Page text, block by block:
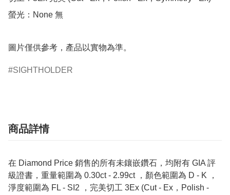
螢光：None 無
圖片僅供參考，產品以實物為準。
SIGHTHOLDER
商品詳情
在 Diamond Price 銷售的所有未鑲嵌鑽石，均附有 GIA 評
級證書，重量範圍為 0.30ct - 2.99ct ，顏色範圍為 D - K ，
淨度範圍為 FL - SI2 ，完美切工 3Ex (Cut - Ex，Polish -